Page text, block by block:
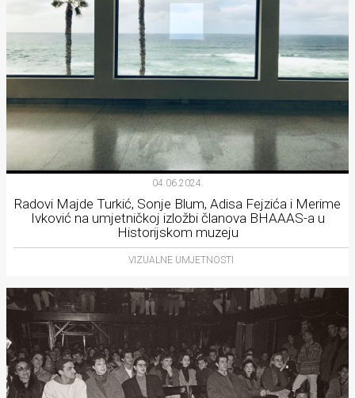
04.06.2024.
Radovi Majde Turkić, Sonje Blum, Adisa Fejzića i Merime
Ivković na umjetničkoj izložbi članova BHAAAS-a u
Historijskom muzeju
VIZUALNE UMJETNOSTI